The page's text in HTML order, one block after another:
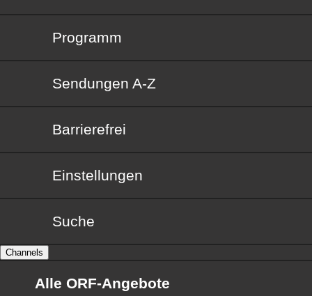
Programm
Sendungen von A bis Z
Sendungen A-Z
Barrierefrei
Barrierefrei
Einstellungen
Suche
Channels
Alle ORF-Angebote